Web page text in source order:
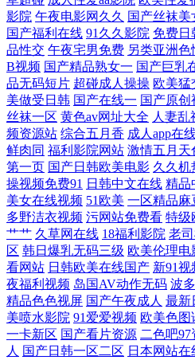
九一精品网站 四虎在线视频A片 在线午
女 国产日韩在线二区 久精品久久 色人
片性爱精品视频 浮力屁屁草影院 久久
东方成人av在线 91海外资源 91午夜伦
国产视频 欧美综合久久 桃花91 中文字
产一区18+ 欧美h网 少妇老司机福利 91
福利社 黑丝AV影院 欧美福利姬的搜索
中文 99久之久久中文字幕 韩国日本欧
人视频 91TV在线视频 91四虎影院视频
影院 午夜电影网久久 国产丝袜美
国产福利在线 91久久影院 免费日
品性交 午夜宅男免费 另类亚洲色
B视频 国产精品熟女一 国产巨乳
品无码短片 超碰成人操操 欧美猛
美做受日韩 国产在线一 国产原创
丝袜一区 黄色av网址大全 人妻乱
频资源站 综合五月香 成人app在
鲜肉同 福利影院网站 激情五月天
第一页 国产日韩欧美电影 久久机
操视频免费91 日韩中文在线 精品
美女在线视频 51欧美 一区精品麻
多野洁衣视频 污网站免费看 特级
艹艹 久草网在线 18福利影院 老
区 韩日爆乳无码三级 欧美伦理电
看网站 日韩欧美在线国产 新91视
夜福利视频 岛国AV动作无码 波
精品色色视屏 国产午夜成人 最新
美喷水影院 91爱爱视频 欧美色图
一卡新区 国产看片资源 二色吧
人 国产日韩一区二区 日本网站在